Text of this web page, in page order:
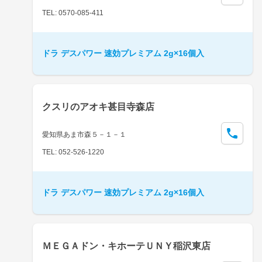
TEL: 0570-085-411
ドラ デスパワー 速効プレミアム 2g×16個入
クスリのアオキ甚目寺森店
愛知県あま市森５－１－１
TEL: 052-526-1220
ドラ デスパワー 速効プレミアム 2g×16個入
ＭＥＧＡドン・キホーテＵＮＹ稲沢東店